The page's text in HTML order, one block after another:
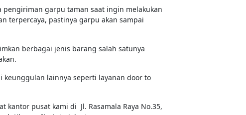
garpu taman saat ingin melakukan
terpercaya, pastinya garpu akan sampai
berbagai jenis barang salah satunya
lainnya seperti layanan door to
kantor pusat kami di Jl. Rasamala Raya No.35,